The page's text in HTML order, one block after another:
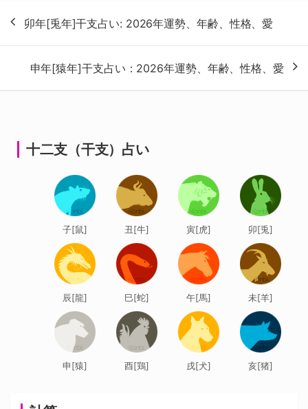
稿
ナ
ゲ
卯年[兎年]干支占い: 2026年運勢、年齢、性格、愛
申年[猿年]干支占い：2026年運勢、年齢、性格、愛
十二支（干支）占い
子[鼠] 丑[牛] 寅[虎] 卯[兎]
辰[龍] 巳[蛇] 午[馬] 未[羊]
申[猿] 酉[鶏] 戌[犬] 亥[猪]